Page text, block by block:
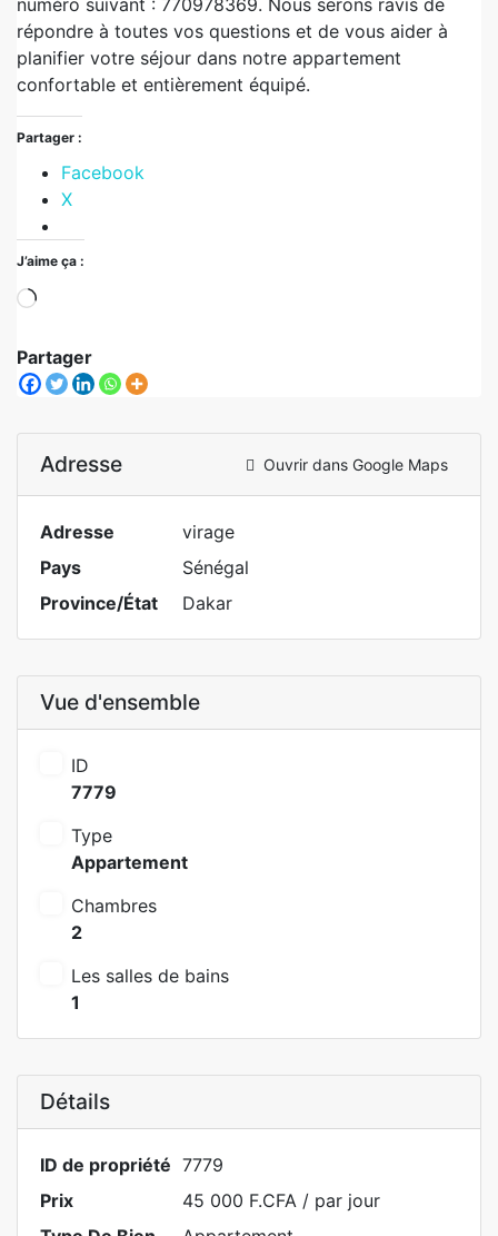
numéro suivant : 770978369. Nous serons ravis de
répondre à toutes vos questions et de vous aider à
planifier votre séjour dans notre appartement
confortable et entièrement équipé.
Partager :
Facebook
X
J’aime ça :
Partager
Adresse Ouvrir dans Google Maps
Adresse
virage
Pays
Sénégal
Province/État
Dakar
Vue d'ensemble
ID
7779
Type
Appartement
Chambres
2
Les salles de bains
1
Détails
ID de propriété 7779
Prix
45 000 F.CFA / par jour